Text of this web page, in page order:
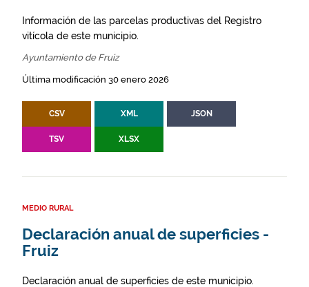
Información de las parcelas productivas del Registro
vitícola de este municipio.
Ayuntamiento de Fruiz
Última modificación 30 enero 2026
CSV XML JSON
TSV XLSX
MEDIO RURAL
Declaración anual de superficies -
Fruiz
Declaración anual de superficies de este municipio.